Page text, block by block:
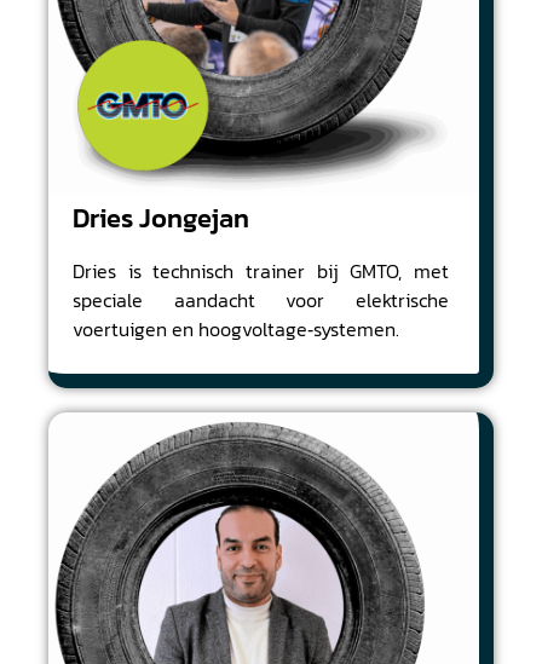
Dries Jongejan
Dries is technisch trainer bij GMTO, met
speciale aandacht voor elektrische
voertuigen en hoogvoltage‑systemen.